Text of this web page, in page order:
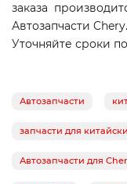
заказа
Автозапчасти
Уточняйте сроки
Автозапчасти
запчасти для
Автозапчасти для